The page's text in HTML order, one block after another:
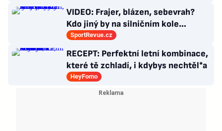
VIDEO: Frajer, blázen, sebevrah?
Kdo jiný by na silničním kole
dokázal tyhle triky?
SportRevue.cz
RECEPT: Perfektní letní kombinace,
které tě zchladí, i kdybys nechtěl*a
HeyFomo